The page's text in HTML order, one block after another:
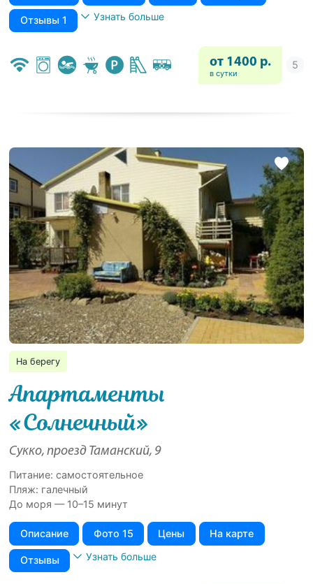
Отзывы 1 Узнать больше
от 1400 р.
в сутки
На берегу
Апартаменты
«Солнечный»
Сукко, проезд Таманский, 9
Питание: самостоятельное
Пляж: галечный
До моря — 10–15 минут
Описание Фото 15 Цены На карте
Отзывы Узнать больше